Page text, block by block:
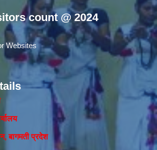
count @ 2024
बागमती प्रदेश